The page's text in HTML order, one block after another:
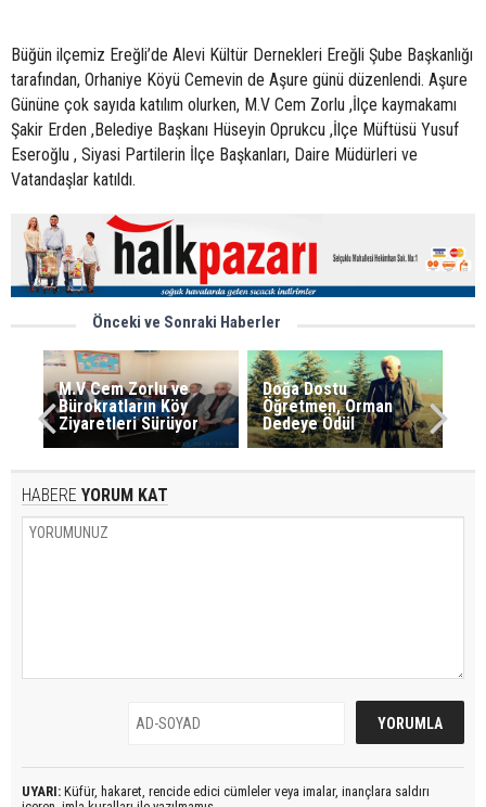
Büğün ilçemiz Ereğli’de Alevi Kültür Dernekleri Ereğli Şube Başkanlığı
tarafından, Orhaniye Köyü Cemevin de Aşure günü düzenlendi. Aşure
Gününe çok sayıda katılım olurken, M.V Cem Zorlu ,İlçe kaymakamı
Şakir Erden ,Belediye Başkanı Hüseyin Oprukcu ,İlçe Müftüsü Yusuf
Eseroğlu , Siyasi Partilerin İlçe Başkanları, Daire Müdürleri ve
Vatandaşlar katıldı.
Önceki ve Sonraki Haberler
M.V Cem Zorlu ve
Bürokratların Köy
Ziyaretleri Sürüyor
Doğa Dostu
Öğretmen, Orman
Dedeye Ödül
HABERE YORUM KAT
UYARI: Küfür, hakaret, rencide edici cümleler veya imalar, inançlara saldırı